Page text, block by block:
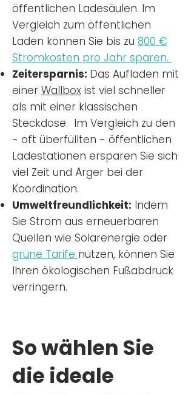
öffentlichen Ladesäulen. Im
Vergleich zum öffentlichen
Laden können Sie bis zu 800 €
Stromkosten pro Jahr sparen.
Zeitersparnis: Das Aufladen mit
einer Wallbox ist viel schneller
als mit einer klassischen
Steckdose. Im Vergleich zu den
- oft überfüllten - öffentlichen
Ladestationen ersparen Sie sich
viel Zeit und Ärger bei der
Koordination.
Umweltfreundlichkeit: Indem
Sie Strom aus erneuerbaren
Quellen wie Solarenergie oder
grüne Tarife nutzen, können Sie
Ihren ökologischen Fußabdruck
verringern.
So wählen Sie
die ideale